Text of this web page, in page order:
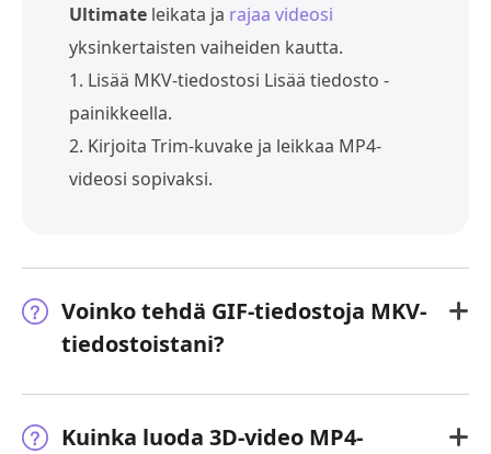
Ultimate leikata ja rajaa videosi
yksinkertaisten vaiheiden kautta.
1. Lisää MKV-tiedostosi Lisää tiedosto -
painikkeella.
2. Kirjoita Trim-kuvake ja leikkaa MP4-
videosi sopivaksi.
Voinko tehdä GIF-tiedostoja MKV-
tiedostoistani?
Kuinka luoda 3D-video MP4-